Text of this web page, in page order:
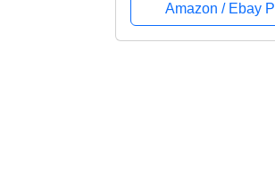
Amazon / Ebay